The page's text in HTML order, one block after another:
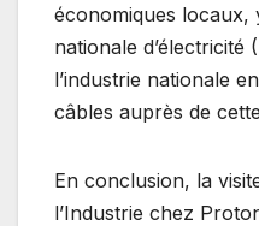
économiques locaux,
nationale d’électricité
l’industrie nationale
câbles auprès de
En conclusion, la
l’Industrie chez